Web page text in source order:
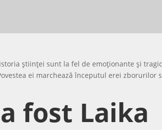
științei sunt la fel de emoționante și
ei marchează începutul erei
fost Laika